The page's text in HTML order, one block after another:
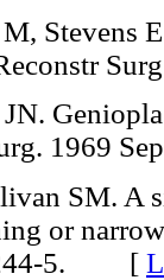
Stevens
Reconstr
SM.
or
5. [